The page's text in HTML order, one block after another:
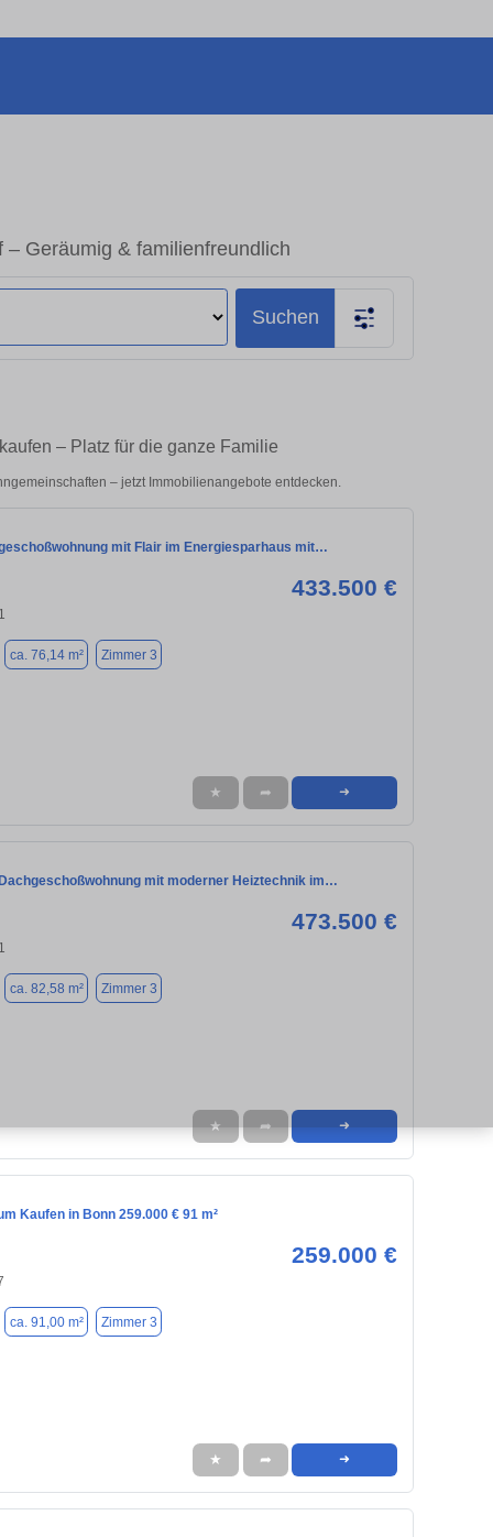
Geräumig & familienfreundlich
Suchen
– Platz für die ganze Familie
– jetzt Immobilienangebote entdecken.
mit Flair im Energiesparhaus mit…
433.500 €
ca. 76,14 m² Zimmer 3
★ ➦ ➜
mit moderner Heiztechnik im…
473.500 €
ca. 82,58 m² Zimmer 3
★ ➦ ➜
Kaufen in Bonn 259.000 € 91 m²
259.000 €
ca. 91,00 m² Zimmer 3
★ ➦ ➜